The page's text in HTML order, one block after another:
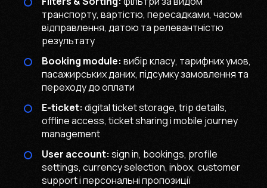
транспорту, вартістю, пересадками, часом
відправлення, датою та релевантністю
результату
Booking module: вибір класу, тарифних умов,
пасажирських даних, підсумку замовлення та
переходу до оплати
E-ticket: digital ticket storage, trip details,
offline access, ticket sharing і mobile journey
management
User account: sign in, bookings, profile
settings, currency selection, inbox, customer
support і персональні пропозиції